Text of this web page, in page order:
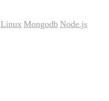
Linux Mongodb Node.js